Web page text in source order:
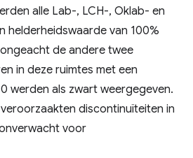
alle Lab-, LCH-, Oklab- en
helderheidswaarde van 100%
de andere twee
in deze ruimtes met een
werden als zwart weergegeven.
discontinuïteiten in
voor